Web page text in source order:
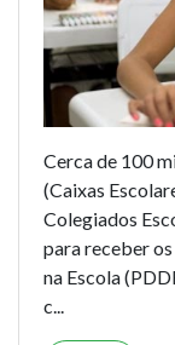
Cerca de 100
(Caixas
Colegiados
para receber
na Escola
c...